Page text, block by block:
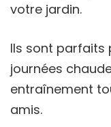
votre jardin.
Ils sont parfaits
journées
entraînement
amis.